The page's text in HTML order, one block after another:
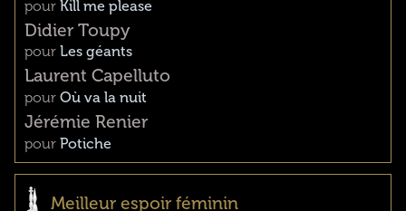
pour Kill me please
Didier Toupy
pour Les géants
Laurent Capelluto
pour Où va la nuit
Jérémie Renier
pour Potiche
Meilleur espoir féminin